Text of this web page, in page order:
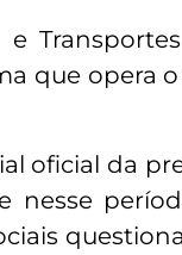
que opera
oficial da